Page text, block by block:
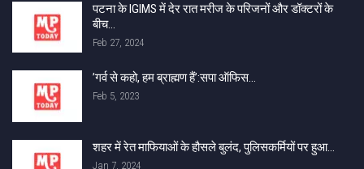
पटना के IGIMS में देर रात मरीज के परिजनों और डॉक्टरों के
बीच…
Feb 27, 2024
​​​​​​​’गर्व से कहो, हम ब्राह्मण हैं’:सपा ऑफिस…
Feb 5, 2023
शहर में रेत माफियाओं के हौसले बुलंद, पुलिसकर्मियों पर हुआ…
Jan 7, 2024